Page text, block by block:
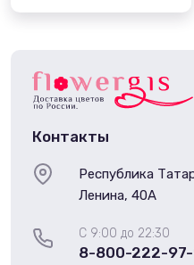
Контакты
С 9:00 до 22:30
8-800-222-
Республика
Ленина, 40А